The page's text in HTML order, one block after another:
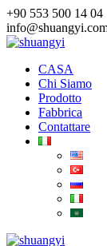
Salta
al
contenuto
+90 553 500 14 04
CASA
Chi Siamo
Prodotto
Fabbrica
Contattare